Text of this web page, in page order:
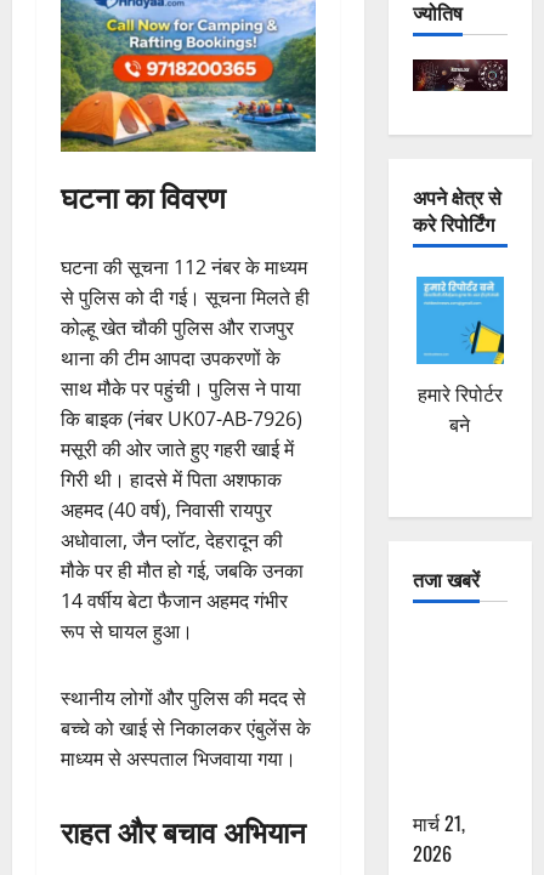
घटना का विवरण
घटना की सूचना 112 नंबर के माध्यम
से पुलिस को दी गई। सूचना मिलते ही
कोल्हू खेत चौकी पुलिस और राजपुर
थाना की टीम आपदा उपकरणों के
साथ मौके पर पहुंची। पुलिस ने पाया
कि बाइक (नंबर UK07-AB-7926)
मसूरी की ओर जाते हुए गहरी खाई में
गिरी थी। हादसे में पिता अशफाक
अहमद (40 वर्ष), निवासी रायपुर
अधोवाला, जैन प्लॉट, देहरादून की
मौके पर ही मौत हो गई, जबकि उनका
14 वर्षीय बेटा फैजान अहमद गंभीर
रूप से घायल हुआ।
स्थानीय लोगों और पुलिस की मदद से
बच्चे को खाई से निकालकर एंबुलेंस के
माध्यम से अस्पताल भिजवाया गया।
राहत और बचाव अभियान
ज्योतिष
अपने क्षेत्र से
करे रिपोर्टिंग
हमारे रिपोर्टर
बने
तजा खबरें
मार्च 21,
2026